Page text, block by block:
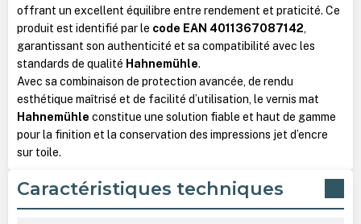
offrant un excellent équilibre entre rendement et praticité. Ce
produit est identifié par le code EAN 4011367087142,
garantissant son authenticité et sa compatibilité avec les
standards de qualité Hahnemühle.
Avec sa combinaison de protection avancée, de rendu
esthétique maîtrisé et de facilité d’utilisation, le vernis mat
Hahnemühle constitue une solution fiable et haut de gamme
pour la finition et la conservation des impressions jet d’encre
sur toile.
Caractéristiques techniques